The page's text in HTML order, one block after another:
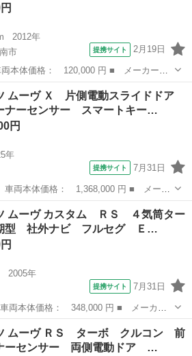
2012年
市
提携サイト 2月19日
ムーヴ ■ グレード名： Ｘ ■ 排気
5D ■ ミッション： CVT ■ 店舗P...
ムーヴ Ｘ 片側電動スライドドア
ナーセンサー スマートキー…
円
年
提携サイト 7月31日
： ムーヴ ■ グレード名： Ｘ 片側
ナーセンサー スマートキー 走行無制
ムーヴ カスタム ＲＳ ４気筒ター
型 社外ナビ フルセグ Ｅ…
2005年
提携サイト 7月31日
ムーヴ ■ グレード名： カスタム
社外ナビ フルセグ ＥＴＣ ディス
ムーヴ ＲＳ ターボ クルコン 前
ーセンサー 両側電動ドア …